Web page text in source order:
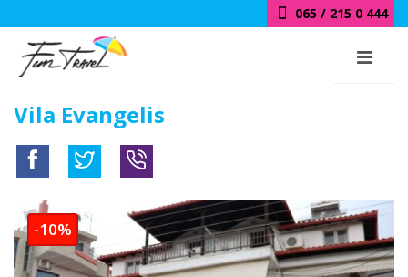
018 / 415 0 444
Vila Evangelis
-10%